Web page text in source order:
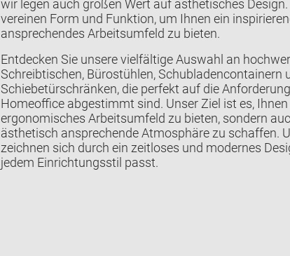
wir legen auch großen Wert auf ästhetisches Design.
vereinen Form und Funktion, um Ihnen ein
ansprechendes Arbeitsumfeld zu bieten.
Entdecken Sie unsere vielfältige Auswahl an
Schreibtischen, Bürostühlen, Schubladencontainern
Schiebetürschränken, die perfekt auf die
Homeoffice abgestimmt sind. Unser Ziel ist es,
ergonomisches Arbeitsumfeld zu bieten, sondern
ästhetisch ansprechende Atmosphäre zu schaffen.
zeichnen sich durch ein zeitloses und modernes
jedem Einrichtungsstil passt.